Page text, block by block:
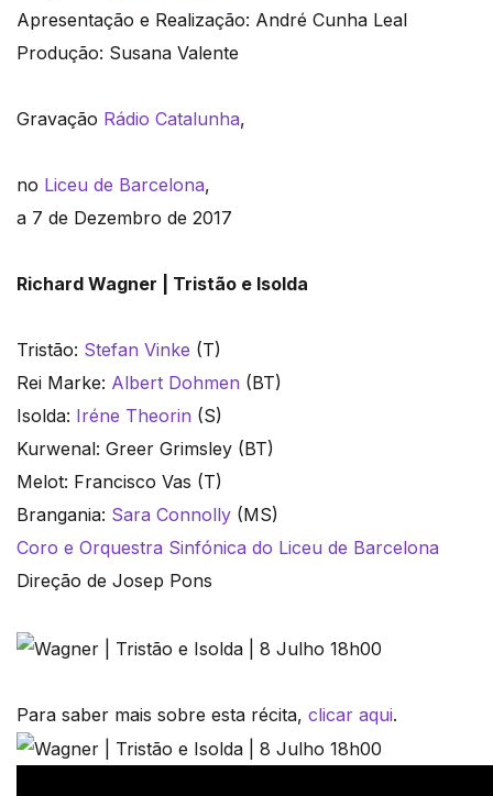
Apresentação e Realização: André Cunha Leal
Produção: Susana Valente
Gravação Rádio Catalunha,
no Liceu de Barcelona,
a 7 de Dezembro de 2017
Richard Wagner | Tristão e Isolda
Tristão: Stefan Vinke (T)
Rei Marke: Albert Dohmen (BT)
Isolda: Iréne Theorin (S)
Kurwenal: Greer Grimsley (BT)
Melot: Francisco Vas (T)
Brangania: Sara Connolly (MS)
Coro e Orquestra Sinfónica do Liceu de Barcelona
Direção de Josep Pons
Para saber mais sobre esta récita, clicar aqui.